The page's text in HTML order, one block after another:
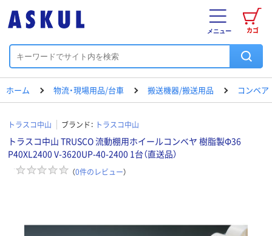
カゴ
メニュー
ホーム 物流・現場用品/台車 搬送機器/搬送用品 コンベア
トラスコ中山 ブランド： トラスコ中山
トラスコ中山 TRUSCO 流動棚用ホイールコンベヤ 樹脂製Φ36
P40XL2400 V-3620UP-40-2400 1台（直送品）
（0件のレビュー）